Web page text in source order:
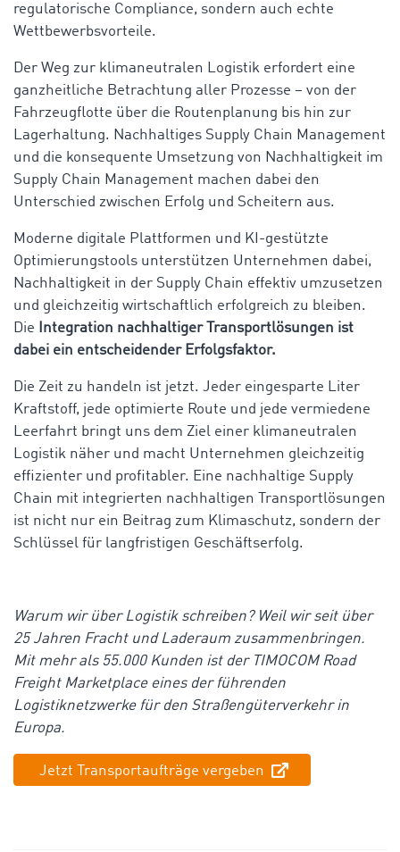
regulatorische Compliance, sondern auch echte
Wettbewerbsvorteile.
Der Weg zur klimaneutralen Logistik erfordert eine
ganzheitliche Betrachtung aller Prozesse – von der
Fahrzeugflotte über die Routenplanung bis hin zur
Lagerhaltung. Nachhaltiges Supply Chain Management
und die konsequente Umsetzung von Nachhaltigkeit im
Supply Chain Management machen dabei den
Unterschied zwischen Erfolg und Scheitern aus.
Moderne digitale Plattformen und KI-gestützte
Optimierungstools unterstützen Unternehmen dabei,
Nachhaltigkeit in der Supply Chain effektiv umzusetzen
und gleichzeitig wirtschaftlich erfolgreich zu bleiben.
Die
Integration nachhaltiger Transportlösungen ist
dabei ein entscheidender Erfolgsfaktor.
Die Zeit zu handeln ist jetzt. Jeder eingesparte Liter
Kraftstoff, jede optimierte Route und jede vermiedene
Leerfahrt bringt uns dem Ziel einer klimaneutralen
Logistik näher und macht Unternehmen gleichzeitig
effizienter und profitabler. Eine nachhaltige Supply
Chain mit integrierten nachhaltigen Transportlösungen
ist nicht nur ein Beitrag zum Klimaschutz, sondern der
Schlüssel für langfristigen Geschäftserfolg.
Warum wir über Logistik schreiben? Weil wir seit über
25 Jahren Fracht und Laderaum zusammenbringen.
Mit mehr als 55.000 Kunden ist der TIMOCOM Road
Freight Marketplace eines der führenden
Logistiknetzwerke für den Straßengüterverkehr in
Europa.
Jetzt Transportaufträge vergeben